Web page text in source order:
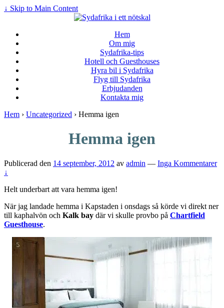
↓ Skip to Main Content
Hem
Om mig
Sydafrika-tips
Hotell och Guesthouses
Hyra bil i Sydafrika
Flyg till Sydafrika
Erbjudanden
Kontakta mig
Hem › Uncategorized › Hemma igen
Hemma igen
Publicerad den 14 september, 2012 av admin — Inga Kommentarer
↓
Helt underbart att vara hemma igen!
När jag landade hemma i Kapstaden i onsdags så körde vi direkt ner
till kaphalvön och Kalk bay där vi skulle provbo på Chartfield
Guesthouse.